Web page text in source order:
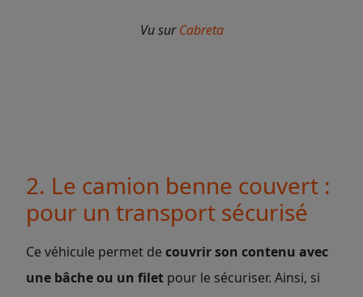
Vu surCabreta
2. Le camion benne couvert :
pour un transport sécurisé
Ce véhicule permet de couvrir son contenu avec
une bâche ou un filet pour le sécuriser. Ainsi, si